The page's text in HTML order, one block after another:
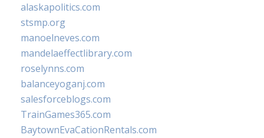
alaskapolitics.com
stsmp.org
manoelneves.com
mandelaeffectlibrary.com
roselynns.com
balanceyoganj.com
salesforceblogs.com
TrainGames365.com
BaytownEvaCationRentals.com